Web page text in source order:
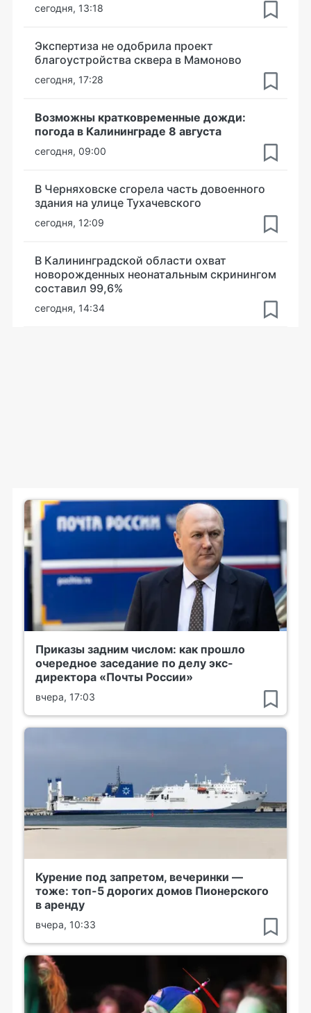
сегодня, 13:18
Экспертиза не одобрила проект
благоустройства сквера в Мамоново
сегодня, 17:28
Возможны кратковременные дожди:
погода в Калининграде 8 августа
сегодня, 09:00
В Черняховске сгорела часть довоенного
здания на улице Тухачевского
сегодня, 12:09
В Калининградской области охват
новорожденных неонатальным скринингом
составил 99,6%
сегодня, 14:34
Приказы задним числом: как прошло
очередное заседание по делу экс-
директора «Почты России»
вчера, 17:03
Курение под запретом, вечеринки —
тоже: топ-5 дорогих домов Пионерского
в аренду
вчера, 10:33